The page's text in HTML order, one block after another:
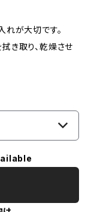
れが大切です。
き取り、乾燥させ